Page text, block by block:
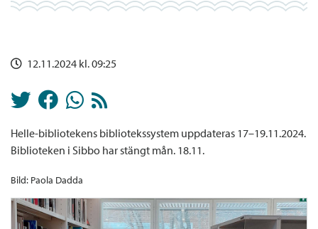
12.11.2024 kl. 09:25
Helle-bibliotekens bibliotekssystem uppdateras 17–19.11.2024.
Biblioteken i Sibbo har stängt mån. 18.11.
Bild: Paola Dadda